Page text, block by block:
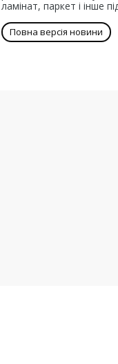
ламінат, паркет і інше
Повна версія новини